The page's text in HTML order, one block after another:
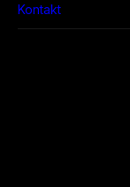
Kontakt